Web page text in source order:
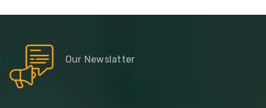
Our Newslatter